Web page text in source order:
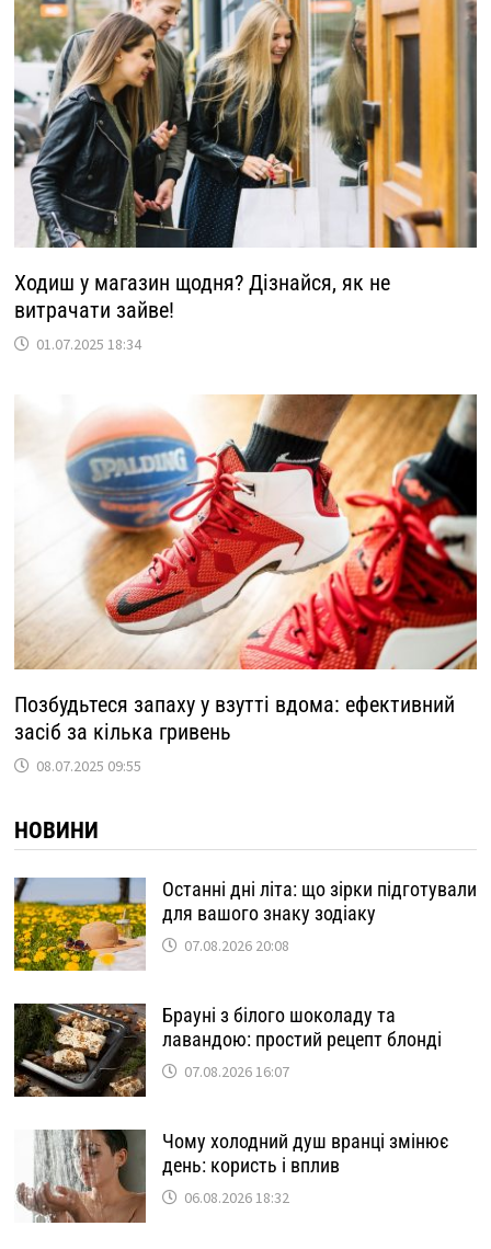
Ходиш у магазин щодня? Дізнайся, як не
витрачати зайве!
01.07.2025 18:34
Позбудьтеся запаху у взутті вдома: ефективний
засіб за кілька гривень
08.07.2025 09:55
НОВИНИ
Останні дні літа: що зірки підготували
для вашого знаку зодіаку
07.08.2026 20:08
Брауні з білого шоколаду та
лавандою: простий рецепт блонді
07.08.2026 16:07
Чому холодний душ вранці змінює
день: користь і вплив
06.08.2026 18:32